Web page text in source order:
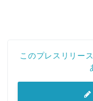
このプレスリリー